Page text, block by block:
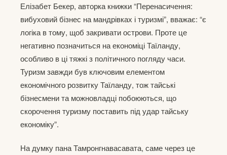
Елізабет Бекер, авторка книжки “Перенасичення:
вибуховий бізнес на мандрівках і туризмі”, вважає: “є
логіка в тому, щоб закривати острови. Проте це
негативно позначиться на економіці Таїланду,
особливо в ці тяжкі з політичного погляду часи.
Туризм завжди був ключовим елементом
економічного розвитку Таїланду, тож тайські
бізнесмени та можновладці побоюються, що
скорочення туризму поставить під удар тайську
економіку”.
На думку пана Тамронгнавасавата, саме через це